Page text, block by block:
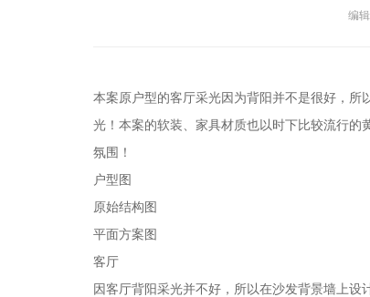
编
本案原户型的客厅采光因为背阳并不是很好，
光！本案的软装、家具材质也以时下比较流行
氛围！
户型图
原始结构图
平面方案图
客厅
因客厅背阳采光并不好，所以在沙发背景墙上设